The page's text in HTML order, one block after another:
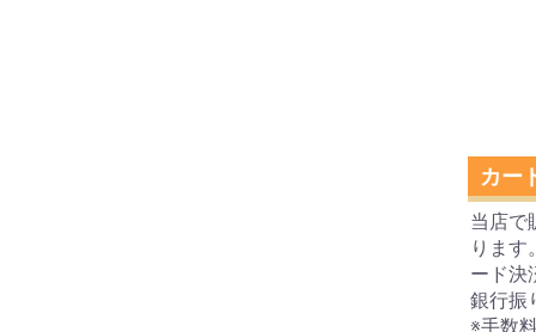
カー
当店で
ります
ード決
銀行振
※手数